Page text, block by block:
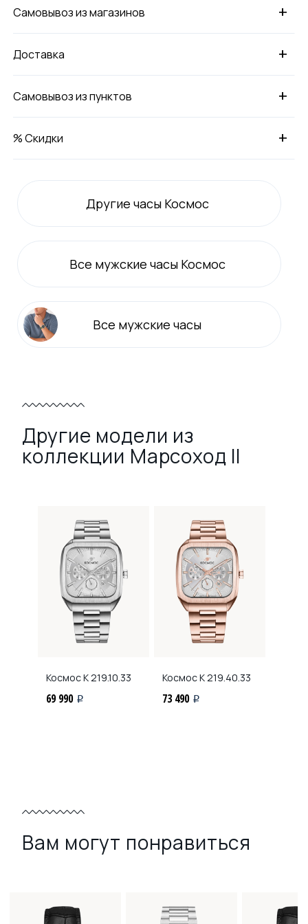
+
Самовывоз из магазинов
+
Доставка
+
Самовывоз из пунктов
+
% Скидки
Другие часы Космос
Все мужские часы Космос
Все мужские часы
Другие модели из
коллекции Марсоход II
КосмосK 219.10.33
69 990 i
КосмосK 219.40.33
73 490 i
Вам могут понравиться